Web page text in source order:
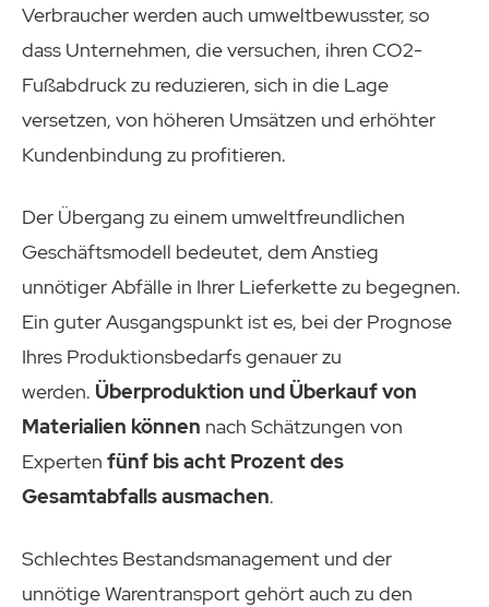
Verbraucher werden auch umweltbewusster, so
dass Unternehmen, die versuchen, ihren CO2-
Fußabdruck zu reduzieren, sich in die Lage
versetzen, von höheren Umsätzen und erhöhter
Kundenbindung zu profitieren.
Der Übergang zu einem umweltfreundlichen
Geschäftsmodell bedeutet, dem Anstieg
unnötiger Abfälle in Ihrer Lieferkette zu begegnen.
Ein guter Ausgangspunkt ist es, bei der Prognose
Ihres Produktionsbedarfs genauer zu
werden. Überproduktion und Überkauf von
Materialien können nach Schätzungen von
Experten fünf bis acht Prozent des
Gesamtabfalls ausmachen.
Schlechtes Bestandsmanagement und der
unnötige Warentransport gehört auch zu den